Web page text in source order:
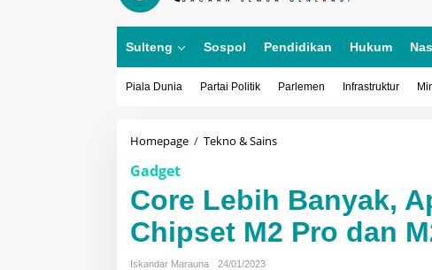
Sulteng Sospol Pendidikan Hukum
Piala Dunia Partai Politik Parlemen Infrastruktur
Homepage / Tekno & SainsCore
Apple
Perkenalkan
Chipset
M2
Gadget
Core Lebih Banyak,
Chipset M2 Pro dan
Iskandar Marauna
24/01/2023